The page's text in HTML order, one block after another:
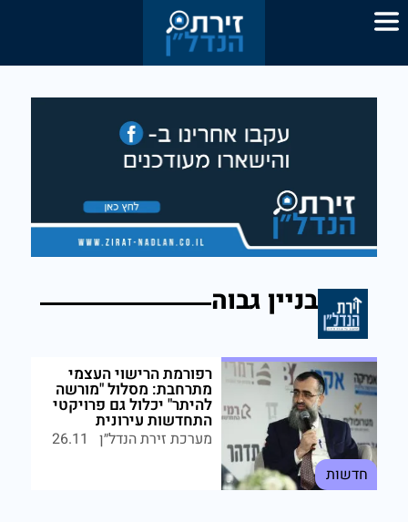
בניין גבוה
חדשות
רפורמת הרישוי העצמי
מתרחבת: מסלול "מורשה
להיתר" יכלול גם פרויקטי
התחדשות עירונית
מערכת זירת הנדל״ן 26.11